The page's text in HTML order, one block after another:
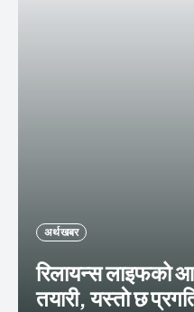
अर्थ खबर
रिलायन्स लाइफको
तयारी, यस्ताे छ